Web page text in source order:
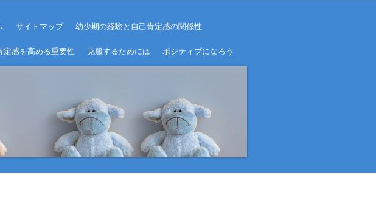
サイトマップ 幼少期の経験と自己肯定感の関係性
定感を高める重要性 克服するためには ポジティブになろう